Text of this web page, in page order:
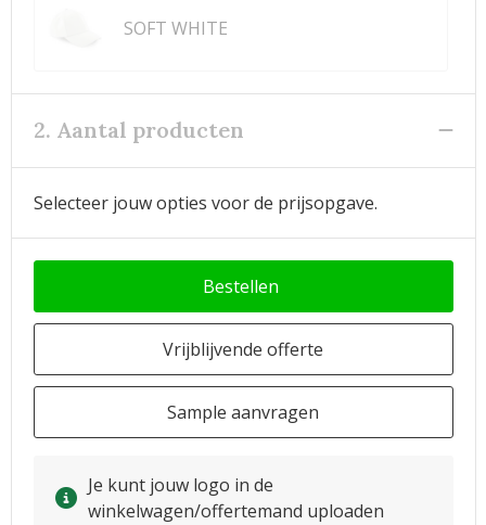
SOFT WHITE
2. Aantal producten
Selecteer jouw opties voor de prijsopgave.
Bestellen
Vrijblijvende offerte
Sample aanvragen
Je kunt jouw logo in de
winkelwagen/offertemand uploaden